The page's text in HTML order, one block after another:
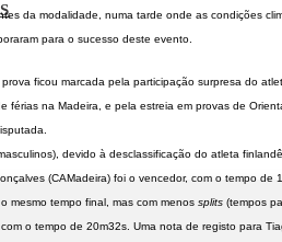
da modalidade, numa tarde onde as condições
para o sucesso deste evento.
prova ficou marcada pela participação surpresa do
férias na Madeira, e pela estreia em provas de
devido à desclassificação do atleta
(CAMadeira) foi o vencedor, com o tempo
mesmo tempo final, mas com menos splits (tempos
o tempo de 20m32s. Uma nota de registo para